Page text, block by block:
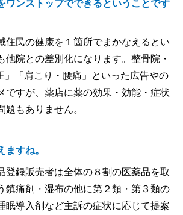
ンストップでできるということです
住民の健康を１箇所でまかなえるとい
他院との差別化になります。整骨院・
「肩こり・腰痛」といった広告やの
ですが、薬店に薬の効果・効能・症状
もありません。
すね。
登録販売者は全体の８割の医薬品を取
鎮痛剤・湿布の他に第２類・第３類の
眠導入剤など主訴の症状に応じて提案